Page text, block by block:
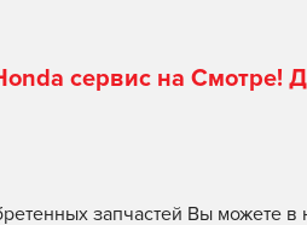
сервис на Смотре!
запчастей Вы можете